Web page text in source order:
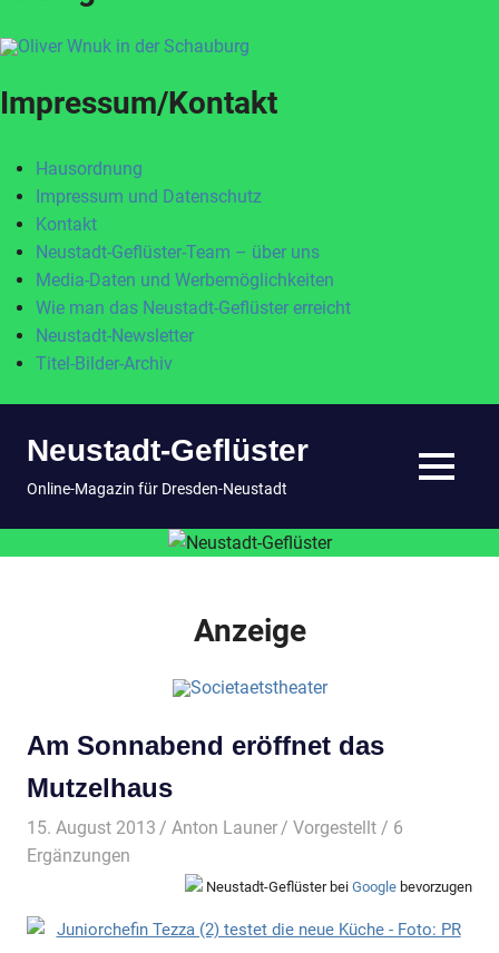
Impressum/Kontakt
Hausordnung
Impressum und Datenschutz
Kontakt
Neustadt-Geflüster-Team – über uns
Media-Daten und Werbemöglichkeiten
Wie man das Neustadt-Geflüster erreicht
Neustadt-Newsletter
Titel-Bilder-Archiv
InhaltNeustadt-Geflüster
Online-Magazin für Dresden-Neustadt MENÜ
Anzeige
Am Sonnabend eröffnet das
Mutzelhaus
15. August 2013 Anton Launer Vorgestellt / 6
Ergänzungen
Neustadt-Geflüster bei Google bevorzugen